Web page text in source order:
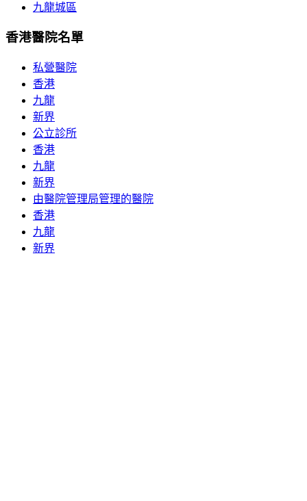
九龍城區
香港醫院名單
私營醫院
香港
九龍
新界
公立診所
香港
九龍
新界
由醫院管理局管理的醫院
香港
九龍
新界